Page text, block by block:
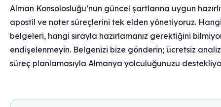
Alman Konsolosluğu’nun güncel şartlarına uygun
apostil ve noter süreçlerini tek elden yönetiyoruz.
belgeleri, hangi sırayla hazırlamanız gerektiğini
endişelenmeyin. Belgenizi bize gönderin; ücretsiz
süreç planlamasıyla Almanya yolculuğunuzu